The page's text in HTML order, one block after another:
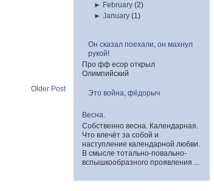
Older Post
► February (2)
►January (1)
Он сказал поехали, он махнул
рукой!
Про фф есор открыл
Олимпийский
Это война, фёдорыч
Весна.
Собственно весна. Календарная.
Что влечёт за собой и
наступление календарной любви.
В смысле тотально-повально-
вспышкообразного проявления ...